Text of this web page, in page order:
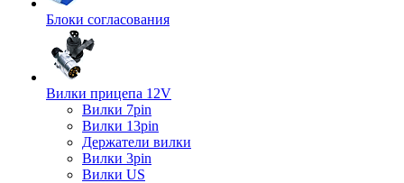
Блоки согласования
Вилки прицепа 12V
Вилки 7pin
Вилки 13pin
Держатели вилки
Вилки 3pin
Вилки US